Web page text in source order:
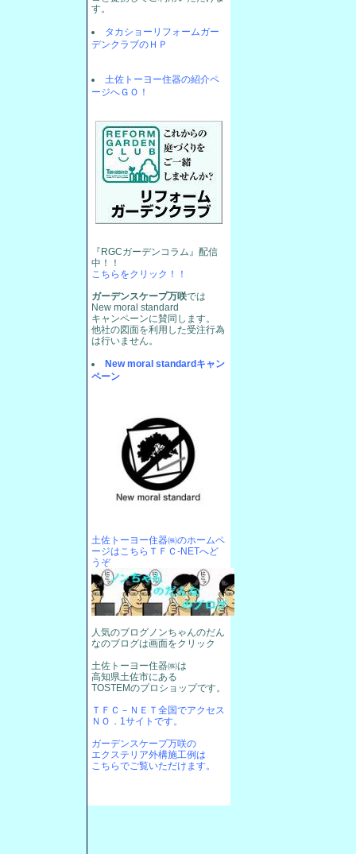
す。
タカショーリフォームガー
デンクラブのＨＰ
土佐トーヨー住器の紹介ペ
ージへＧＯ！
『RGCガーデンコラム』配信
中！！
こちらをクリック！！
ガーデンスケープ万咲では
New moral standard
キャンペーンに賛同します。
他社の図面を利用した受注行為
は行いません。
New moral standardキャン
ペーン
土佐トーヨー住器㈱のホームペ
ージはこちらＴＦＣ-NETへど
うぞ
人気のブログノンちゃんのだん
なのブログは画面をクリック
土佐トーヨー住器㈱は
高知県土佐市にある
TOSTEMのプロショップです。
ＴＦＣ－ＮＥＴ全国でアクセス
ＮＯ．1サイトです。
ガーデンスケープ万咲の
エクステリア外構施工例は
こちらでご覧いただけます。